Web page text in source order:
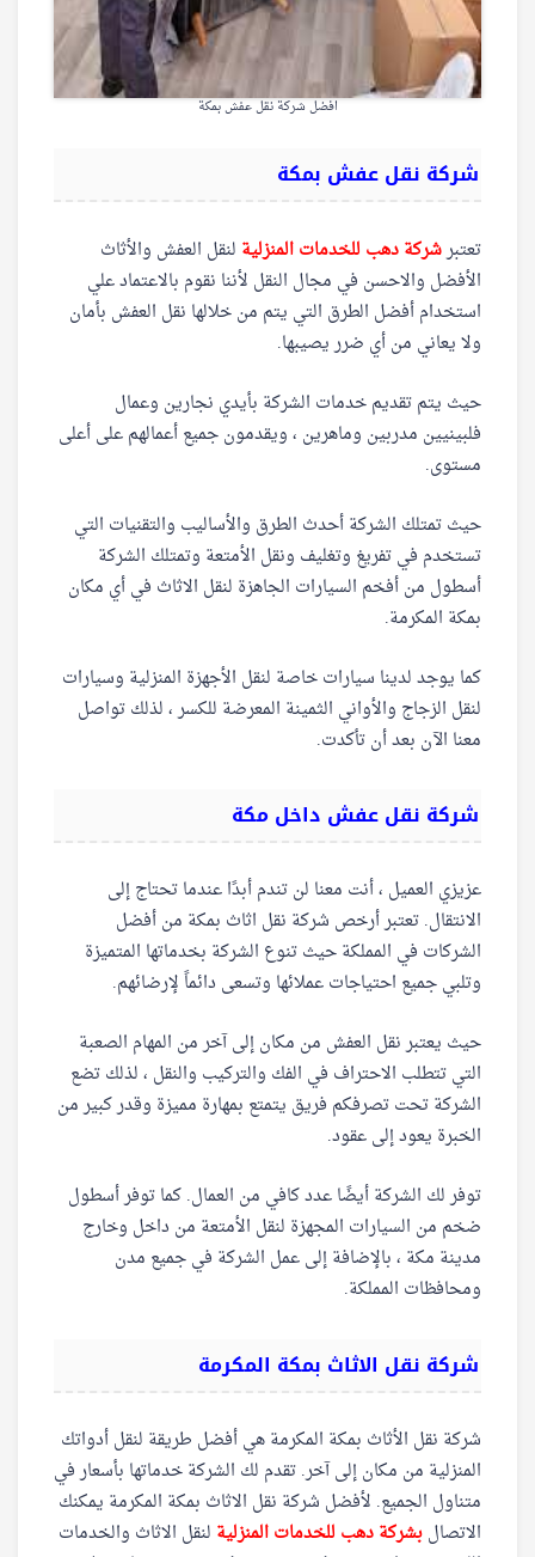
افضل شركة نقل عفش بمكة
شركة نقل عفش بمكة
تعتبرشركة دهب للخدمات المنزلية لنقل العفش والأثاث
الأفضل والاحسن في مجال النقل لأننا نقوم بالاعتماد علي
استخدام أفضل الطرق التي يتم من خلالها نقل العفش بأمان
ولا يعاني من أي ضرر يصيبها.
حيث يتم تقديم خدمات الشركة بأيدي نجارين وعمال
فلبينيين مدربين وماهرين ، ويقدمون جميع أعمالهم على أعلى
مستوى.
حيث تمتلك الشركة أحدث الطرق والأساليب والتقنيات التي
تستخدم في تفريغ وتغليف ونقل الأمتعة وتمتلك الشركة
أسطول من أفخم السيارات الجاهزة لنقل الاثاث في أي مكان
بمكة المكرمة.
كما يوجد لدينا سيارات خاصة لنقل الأجهزة المنزلية وسيارات
لنقل الزجاج والأواني الثمينة المعرضة للكسر ، لذلك تواصل
معنا الآن بعد أن تأكدت.
شركة نقل عفش داخل مكة
عزيزي العميل ، أنت معنا لن تندم أبدًا عندما تحتاج إلى
الانتقال. تعتبر أرخص شركة نقل اثاث بمكة من أفضل
الشركات في المملكة حيث تنوع الشركة بخدماتها المتميزة
وتلبي جميع احتياجات عملائها وتسعى دائماً لإرضائهم.
حيث يعتبر نقل العفش من مكان إلى آخر من المهام الصعبة
التي تتطلب الاحتراف في الفك والتركيب والنقل ، لذلك تضع
الشركة تحت تصرفكم فريق يتمتع بمهارة مميزة وقدر كبير من
الخبرة يعود إلى عقود.
توفر لك الشركة أيضًا عدد كافي من العمال. كما توفر أسطول
ضخم من السيارات المجهزة لنقل الأمتعة من داخل وخارج
مدينة مكة ، بالإضافة إلى عمل الشركة في جميع مدن
ومحافظات المملكة.
شركة نقل الاثاث بمكة المكرمة
شركة نقل الأثاث بمكة المكرمة هي أفضل طريقة لنقل أدواتك
المنزلية من مكان إلى آخر. تقدم لك الشركة خدماتها بأسعار في
متناول الجميع. لأفضل شركة نقل الاثاث بمكة المكرمة يمكنك
الاتصالبشركة دهب للخدمات المنزلية لنقل الاثاث والخدمات